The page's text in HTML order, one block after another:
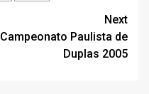
Next
Campeonato Paulista de
Duplas 2005